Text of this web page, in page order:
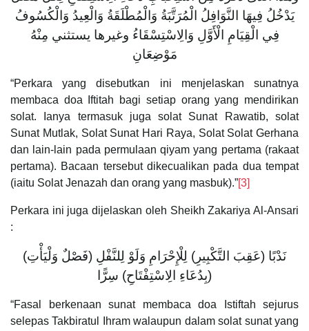
يَدْخُلُ فِيهَا النَّوَافِلُ الْمُرَتَّبَةُ وَالْمُطْلَقَةُ وَالْعِيدُ وَالْكُسُوفُ
فِي الْقِيَامِ الْأَوَّلِ وَالِاسْتِسْقَاءُ وغيرها يستثني مِنْهُ
مَوْضِعَانِ
“Perkara yang disebutkan ini menjelaskan sunatnya
membaca doa Iftitah bagi setiap orang yang mendirikan
solat. Ianya termasuk juga solat Sunat Rawatib, solat
Sunat Mutlak, Solat Sunat Hari Raya, Solat Solat Gerhana
dan lain-lain pada permulaan qiyam yang pertama (rakaat
pertama). Bacaan tersebut dikecualikan pada dua tempat
(iaitu Solat Jenazah dan orang yang masbuk).”[3]
Perkara ini juga dijelaskan oleh Sheikh Zakariya Al-Ansari
:
(فَصْلٌ وَلْيَأْتِ) نَدْبًا (عَقِبَ التَّكْبِيرِ) لِلْإِحْرَامِ وَلَوْ لِلنَّفْلِ
(بِدُعَاءِ الِاسْتِفْتَاحِ) سِرًّا
“Fasal berkenaan sunat membaca doa Istiftah sejurus
selepas Takbiratul Ihram walaupun dalam solat sunat yang